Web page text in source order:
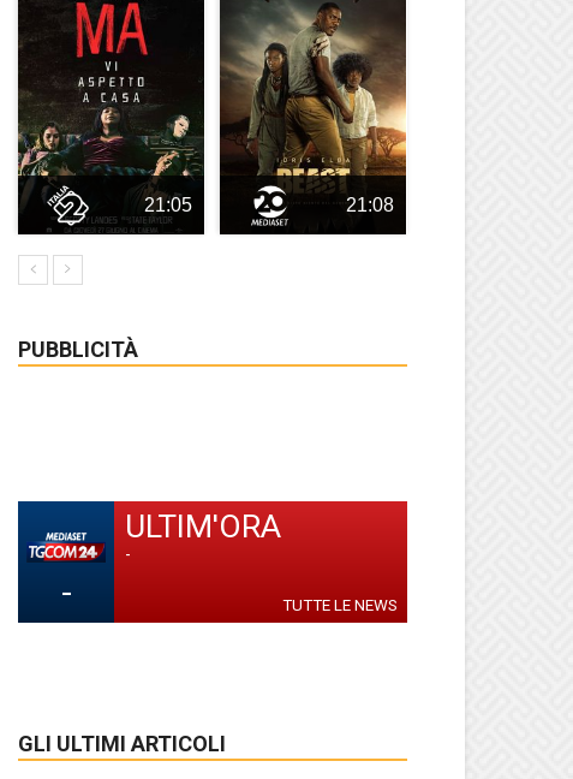
21:05 21:08
PUBBLICITÀ
-
ULTIM'ORA
-
TUTTE LE NEWS
GLI ULTIMI ARTICOLI